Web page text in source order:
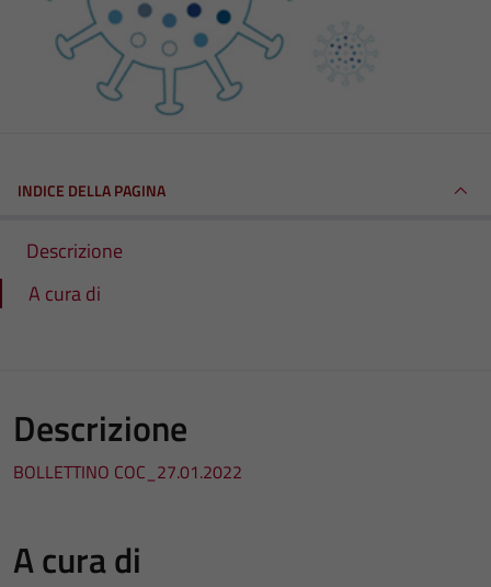
INDICE DELLA PAGINA
Descrizione
A cura di
Descrizione
BOLLETTINO COC_27.01.2022
A cura di